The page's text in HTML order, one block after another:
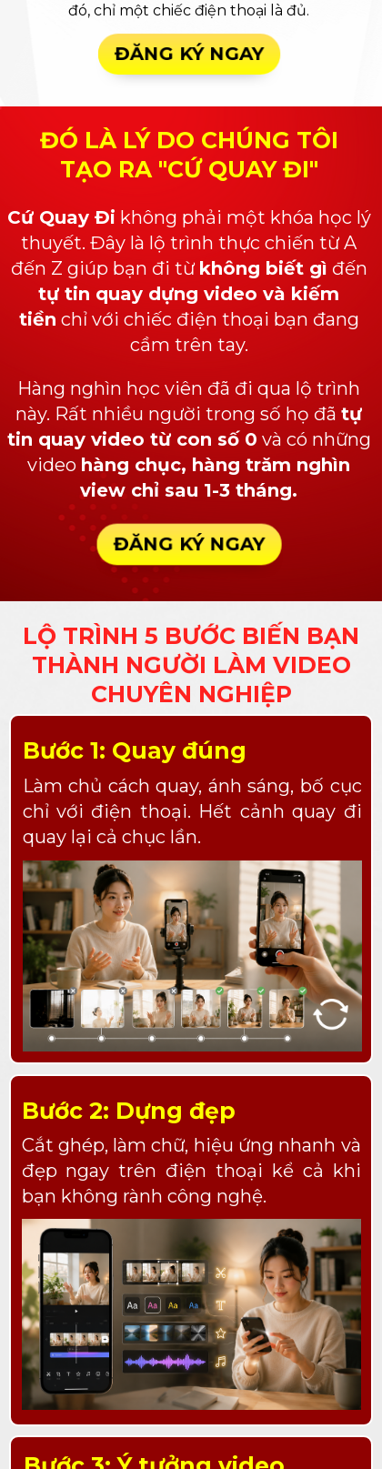
đó, chỉ một chiếc điện thoại là đủ.
ĐĂNG KÝ NGAY
ĐÓ LÀ LÝ DO CHÚNG TÔI
TẠO RA "CỨ QUAY ĐI"
Cứ Quay Đi không phải một khóa học lý
thuyết. Đây là lộ trình thực chiến từ A
đến Z giúp bạn đi từ không biết gì đến
tự tin quay dựng video và kiếm
tiền chỉ với chiếc điện thoại bạn đang
cầm trên tay.
ĐĂNG KÝ NGAY
Hàng nghìn học viên đã đi qua lộ trình
này. Rất nhiều người trong số họ đãtự
tin quay video từ con số 0 và có những
video hàng chục, hàng trăm nghìn
view chỉ sau 1-3 tháng.
LỘ TRÌNH 5 BƯỚC BIẾN BẠN
THÀNH NGƯỜI LÀM VIDEO
CHUYÊN NGHIỆP
Bước 1: Quay đúng
Làm chủ cách quay, ánh sáng, bố cục
chỉ với điện thoại. Hết cảnh quay đi
quay lại cả chục lần.
Bước 2: Dựng đẹp
Cắt ghép, làm chữ, hiệu ứng nhanh và
đẹp ngay trên điện thoại kể cả khi
bạn không rành công nghệ.